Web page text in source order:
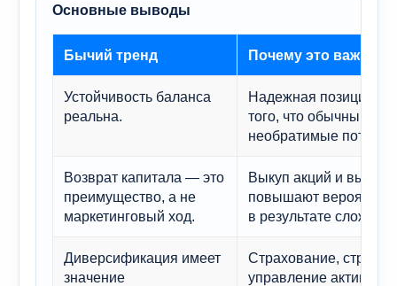
Основные выводы
Бычий тренд Почему это важно
Устойчивость баланса
реальна.
Надежная позиция по
того, что обычный
необратимые потери.
Возврат капитала — это
преимущество, а не
маркетинговый ход.
Выкуп акций и
повышают
в результате
Диверсификация имеет
значение
Страхование,
управление активами